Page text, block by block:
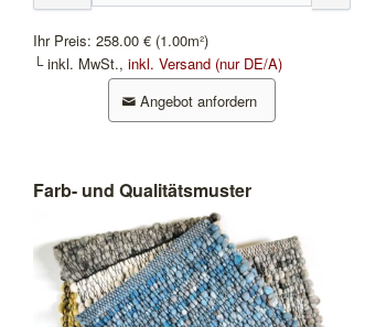
Ihr Preis: 258.00 € (1.00m²)
└ inkl. MwSt., inkl. Versand (nur DE/A)
Angebot anfordern
Farb- und Qualitätsmuster